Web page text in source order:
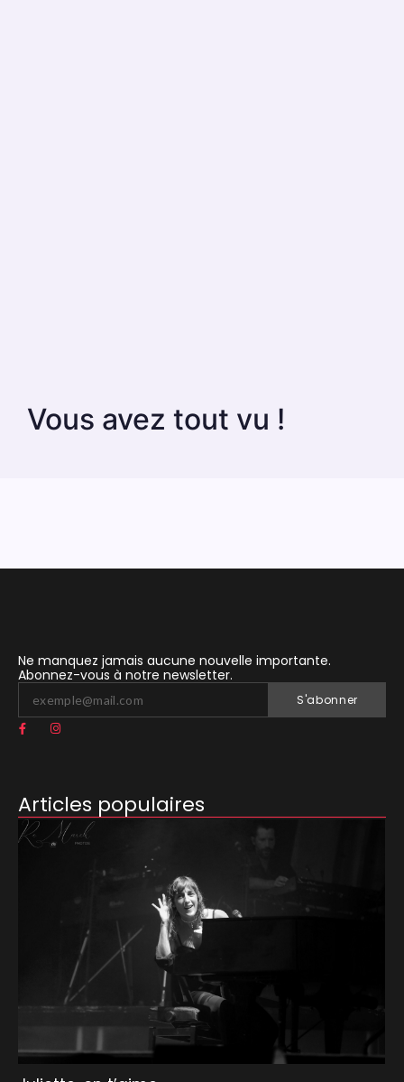
Vous avez tout vu !
Ne manquez jamais aucune nouvelle importante.
Abonnez-vous à notre newsletter.
S'abonner
Articles populaires